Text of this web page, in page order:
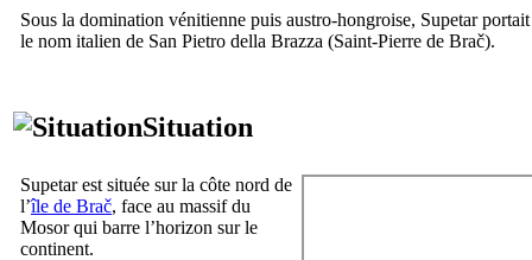
Sous la domination vénitienne puis austro-hongroise, Supetarportait
le nom italien de San Pietro della Brazza (Saint-Pierre de Brač).
Situation
Supetarest située sur la côte nord de
l’île de Brač, face au massif du
Mosorqui barre l’horizon sur le
continent.